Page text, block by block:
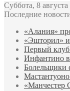
Суббота, 8
Последние
«Алания»
«Эшторил»
Первый клуб
Инфантино
Болельщики
«Манчестер